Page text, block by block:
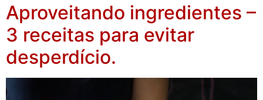
Aproveitando ingredientes –
3 receitas para evitar
desperdício.